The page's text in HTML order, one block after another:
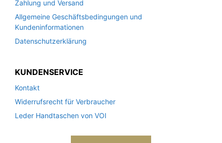
Zahlung und Versand
Allgemeine Geschäftsbedingungen und
Kundeninformationen
Datenschutzerklärung
KUNDENSERVICE
Kontakt
Widerrufsrecht für Verbraucher
Leder Handtaschen von VOI